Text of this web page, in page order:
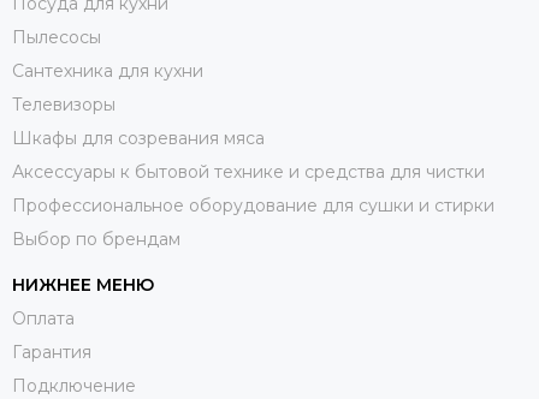
Пылесосы
Сантехника для кухни
Телевизоры
Шкафы для созревания мяса
Аксессуары к бытовой технике и средства для чистки
Профессиональное оборудование для сушки и стирки
Выбор по брендам
НИЖНЕЕ МЕНЮ
Оплата
Гарантия
Подключение